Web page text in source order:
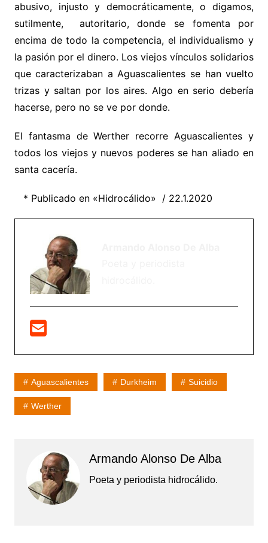
abusivo, injusto y democráticamente, o digamos,
sutilmente, autoritario, donde se fomenta por
encima de todo la competencia, el individualismo y
la pasión por el dinero. Los viejos vínculos solidarios
que caracterizaban a Aguascalientes se han vuelto
trizas y saltan por los aires. Algo en serio debería
hacerse, pero no se ve por donde.
El fantasma de Werther recorre Aguascalientes y
todos los viejos y nuevos poderes se han aliado en
santa cacería.
* Publicado en «Hidrocálido» / 22.1.2020
Aguascalientes Durkheim Suicidio
Werther
Armando Alonso De Alba
Poeta y periodista hidrocálido.